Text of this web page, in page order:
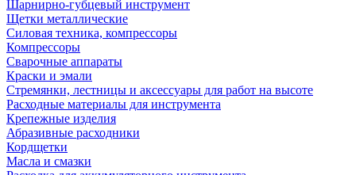
Шарнирно-губцевый инструмент
Щетки металлические
Силовая техника, компрессоры
Компрессоры
Сварочные аппараты
Краски и эмали
Стремянки, лестницы и аксессуары для работ на высоте
Расходные материалы для инструмента
Крепежные изделия
Абразивные расходники
Кордщетки
Масла и смазки